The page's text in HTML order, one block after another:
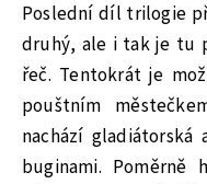
Poslední díl trilogie
druhý, ale i tak je tu
řeč. Tentokrát je
pouštním
nachází
buginami. Poměrně